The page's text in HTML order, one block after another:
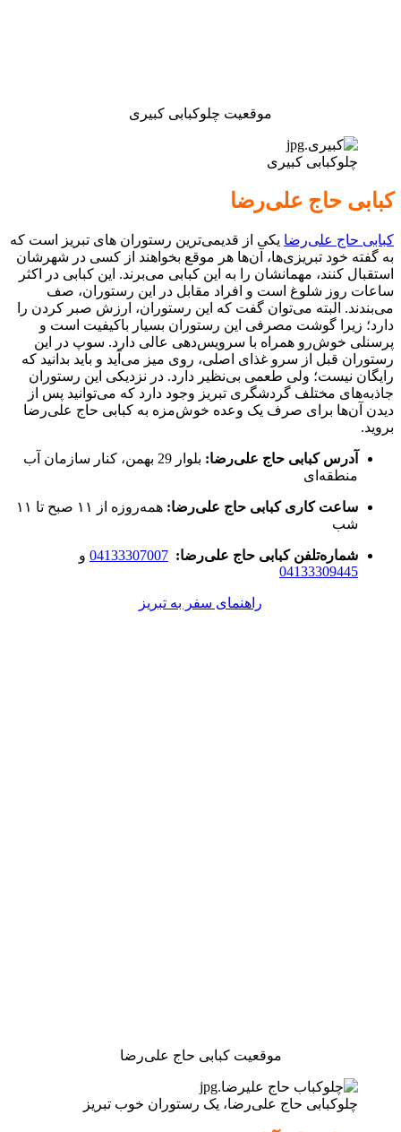
موقعیت چلوکبابی کبیری
چلوکبابی کبیری
کبابی حاج علی‌رضا
کبابی حاج علی‌رضا یکی از قدیمی‌ترین رستوران‌ های تبریز است که
به گفته خود تبریزی‌ها، آن‌ها هر موقع بخواهند از کسی در شهرشان
استقبال کنند‌، مهمانشان را به این کبابی می‌برند. این کبابی در اکثر
ساعات روز شلوغ است و افراد مقابل در این رستوران، صف
می‌بندند. البته می‌توان گفت که این رستوران، ارزش صبر کردن را
دارد؛ زیرا گوشت مصرفی این رستوران بسیار باکیفیت است و
پرسنلی خوش‌رو همراه با سرویس‌دهی عالی دارد. سوپ در این
رستوران قبل از سرو غذای اصلی، روی میز می‌آید و باید بدانید که
رایگان نیست؛ ولی طعمی بی‌نظیر دارد. در نزدیکی این رستوران
جاذبه‌های مختلف گردشگری تبریز وجود دارد که می‌توانید پس از
دیدن آن‌ها برای صرف یک وعده خوش‌مزه به کبابی حاج علی‌رضا
بروید.
آدرس کبابی حاج علی‌رضا:
بلوار 29 بهمن، کنار سازمان آب
منطقه‌ای
ساعت کاری کبابی حاج علی‌رضا:
همه‌روزه از ۱۱ صبح تا ۱۱
شب
شماره‌تلفن کبابی حاج علی‌رضا: 04133307007 و
04133309445
راهنمای سفر به تبریز
موقعیت کبابی حاج علی‌رضا
چلوکبابی حاج علی‌رضا، یک رستوران خوب تبریز